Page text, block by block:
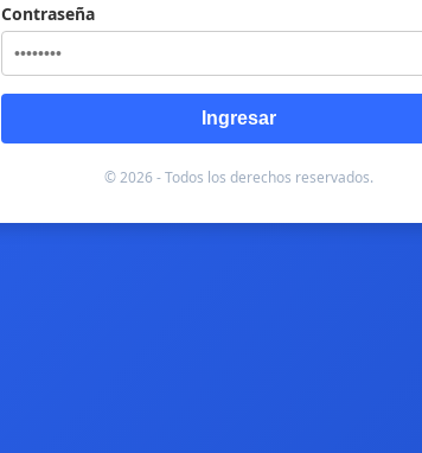
Contraseña
Ingresar
© 2026 - Todos los derechos reservados.